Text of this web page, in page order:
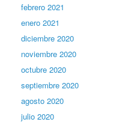
febrero 2021
enero 2021
diciembre 2020
noviembre 2020
octubre 2020
septiembre 2020
agosto 2020
julio 2020